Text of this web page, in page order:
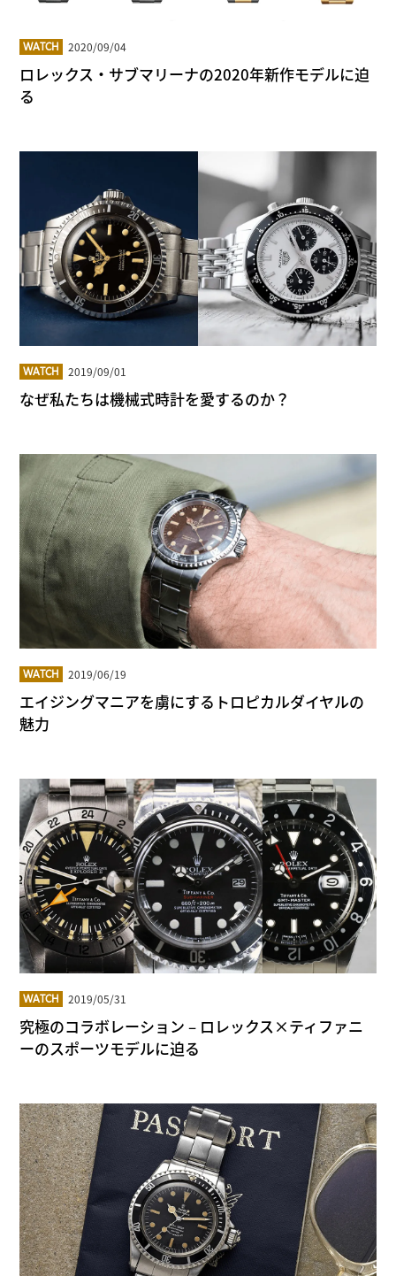
WATCH 2020/09/04
ロレックス・サブマリーナの2020年新作モデルに迫
る
WATCH 2019/09/01
なぜ私たちは機械式時計を愛するのか？
WATCH 2019/06/19
エイジングマニアを虜にするトロピカルダイヤルの
魅力
WATCH 2019/05/31
究極のコラボレーション – ロレックス×ティファニ
ーのスポーツモデルに迫る